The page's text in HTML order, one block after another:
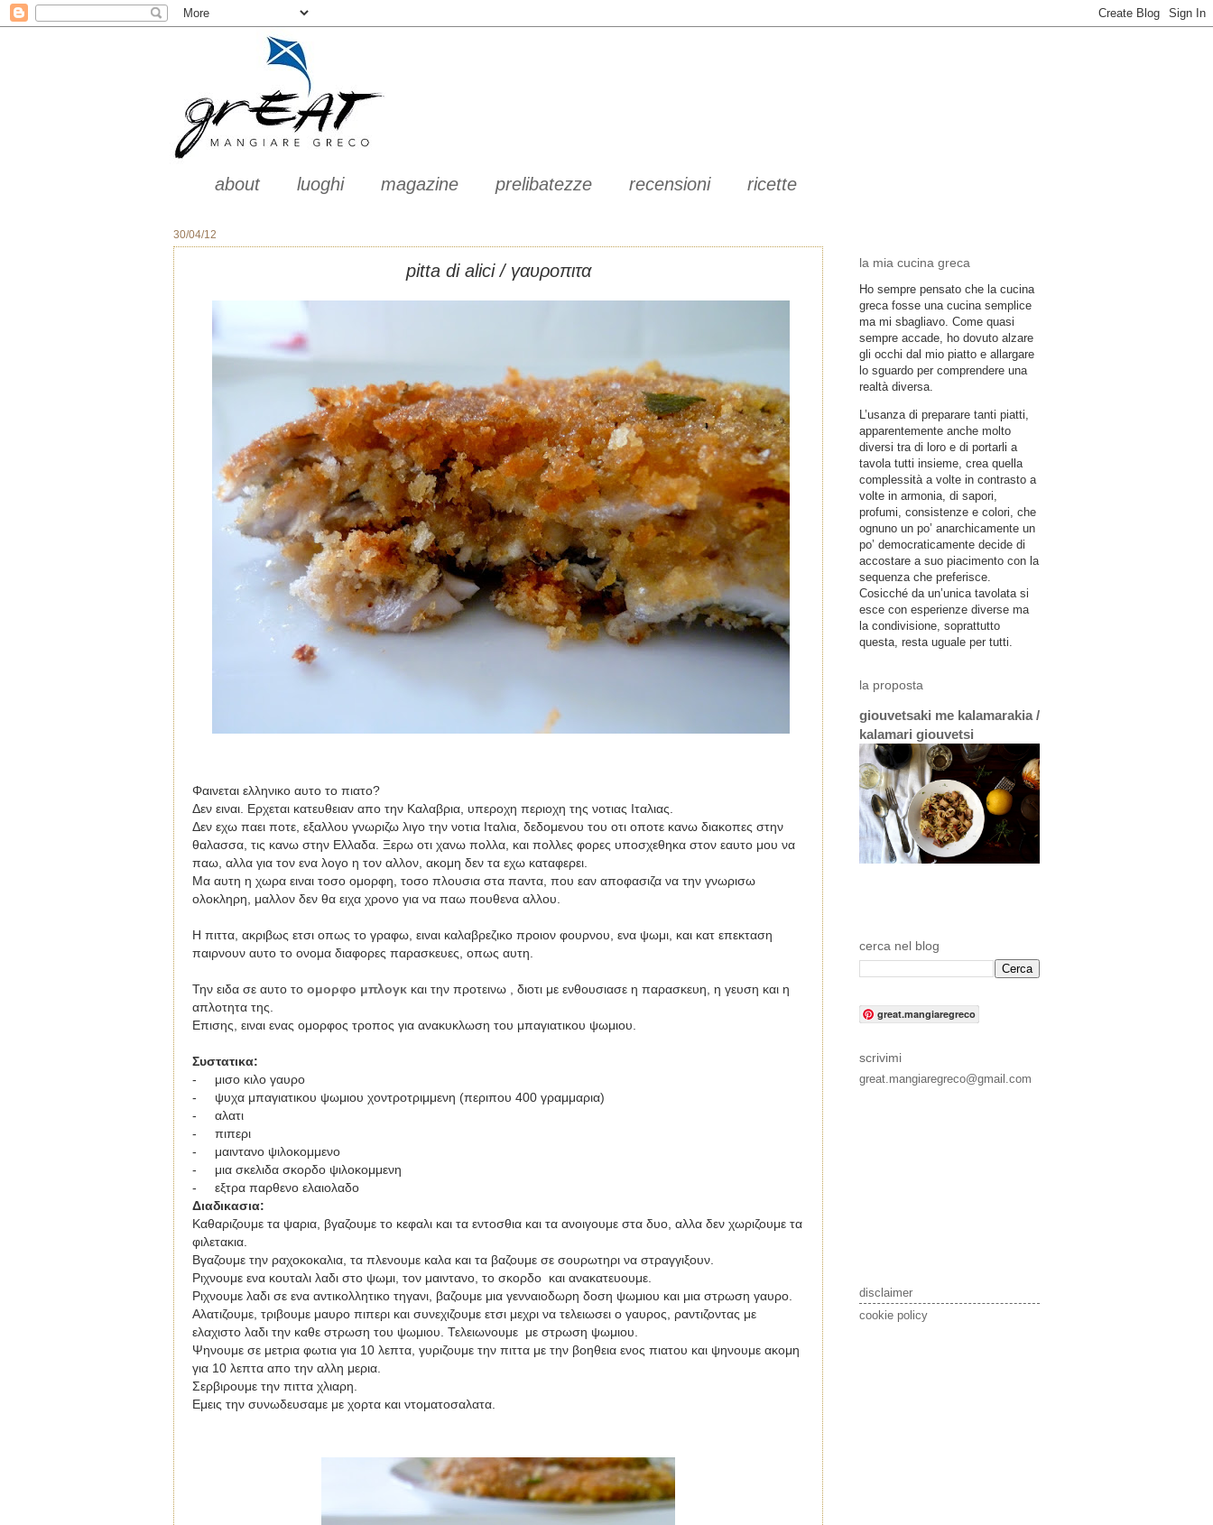
about luoghi magazine prelibatezze recensioni ricette
30/04/12
pitta di alici / γαυροπιτα
Φαινεται ελληνικο αυτο το πιατο?
Δεν ειναι. Ερχεται κατευθειαν απο την Καλαβρια, υπεροχη περιοχη της νοτιας Ιταλιας.
Δεν εχω παει ποτε, εξαλλου γνωριζω λιγο την νοτια Ιταλια, δεδομενου του οτι οποτε κανω διακοπες στην
θαλασσα, τις κανω στην Ελλαδα. Ξερω οτι χανω πολλα, και πολλες φορες υποσχεθηκα στον εαυτο μου να
παω, αλλα για τον ενα λογο η τον αλλον, ακομη δεν τα εχω καταφερει.
Μα αυτη η χωρα ειναι τοσο ομορφη, τοσο πλουσια στα παντα, που εαν αποφασιζα να την γνωρισω
ολοκληρη, μαλλον δεν θα ειχα χρονο για να παω πουθενα αλλου.
Η πιττα, ακριβως ετσι οπως το γραφω, ειναι καλαβρεζικο προιον φουρνου, ενα ψωμι, και κατ επεκταση
παιρνουν αυτο το ονομα διαφορες παρασκευες, οπως αυτη.
Την ειδα σε αυτο το ομορφο μπλογκ και την προτεινω , διοτι με ενθουσιασε η παρασκευη, η γευση και η
απλοτητα της.
Επισης, ειναι ενας ομορφος τροπος για ανακυκλωση του μπαγιατικου ψωμιου.
Συστατικα:
-
μισο κιλο γαυρο
-
ψυχα μπαγιατικου ψωμιου χοντροτριμμενη (περιπου 400 γραμμαρια)
-
αλατι
-
πιπερι
-
μαιντανο ψιλοκομμενο
- μια σκελιδα σκορδο ψιλοκομμενη
-
εξτρα παρθενο ελαιολαδο
Διαδικασια:
Καθαριζουμε τα ψαρια, βγαζουμε το κεφαλι και τα εντοσθια και τα ανοιγουμε στα δυο, αλλα δεν χωριζουμε τα
φιλετακια.
Βγαζουμε την ραχοκοκαλια, τα πλενουμε καλα και τα βαζουμε σε σουρωτηρι να στραγγιξουν.
Ριχνουμε ενα κουταλι λαδι στο ψωμι, τον μαιντανο, το σκορδο και ανακατευουμε.
Ριχνουμε λαδι σε ενα αντικολλητικο τηγανι, βαζουμε μια γενναιοδωρη δοση ψωμιου και μια στρωση γαυρο.
Αλατιζουμε, τριβουμε μαυρο πιπερι και συνεχιζουμε ετσι μεχρι να τελειωσει ο γαυρος, ραντιζοντας με
ελαχιστο λαδι την καθε στρωση του ψωμιου. Τελειωνουμε με στρωση ψωμιου.
Ψηνουμε σε μετρια φωτια για 10 λεπτα, γυριζουμε την πιττα με την βοηθεια ενος πιατου και ψηνουμε ακομη
για 10 λεπτα απο την αλλη μερια.
Σερβιρουμε την πιττα χλιαρη.
Εμεις την συνωδευσαμε με χορτα και ντοματοσαλατα.
la mia cucina greca
Ho sempre pensato che la cucina
greca fosse una cucina semplice
ma mi sbagliavo. Come quasi
sempre accade, ho dovuto alzare
gli occhi dal mio piatto e allargare
lo sguardo per comprendere una
realtà diversa.
L’usanza di preparare tanti piatti,
apparentemente anche molto
diversi tra di loro e di portarli a
tavola tutti insieme, crea quella
complessità a volte in contrasto a
volte in armonia, di sapori,
profumi, consistenze e colori, che
ognuno un po’ anarchicamente un
po’ democraticamente decide di
accostare a suo piacimento con la
sequenza che preferisce.
Cosicché da un’unica tavolata si
esce con esperienze diverse ma
la condivisione, soprattutto
questa, resta uguale per tutti.
la proposta
giouvetsaki me kalamarakia /
kalamari giouvetsi
cerca nel blog
great.mangiaregreco
scrivimi
great.mangiaregreco@gmail.com
disclaimer
cookie policy